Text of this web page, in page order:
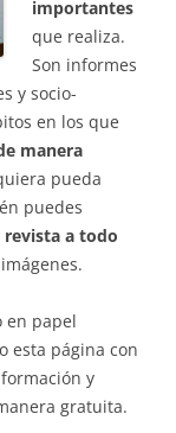
importantes
que realiza.
Son informes
y socio-
en los que
manera
pueda
puedes
a todo
en papel
esta página con
y
gratuita.